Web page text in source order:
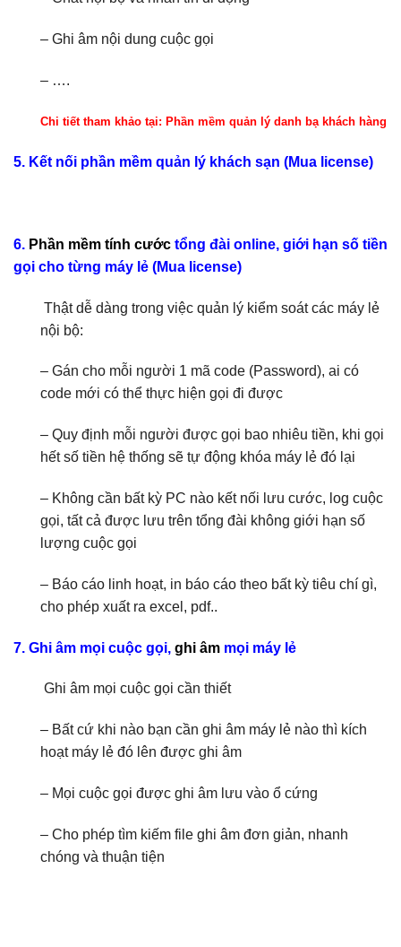
– Ghi âm nội dung cuộc gọi
– ….
Chi tiết tham khảo tại: Phần mềm quản lý danh bạ khách hàng
5. Kết nối phần mềm quản lý khách sạn (Mua license)
6. Phần mềm tính cước tổng đài online, giới hạn số tiền
gọi cho từng máy lẻ (Mua license)
Thật dễ dàng trong việc quản lý kiểm soát các máy lẻ
nội bộ:
– Gán cho mỗi người 1 mã code (Password), ai có
code mới có thể thực hiện gọi đi được
– Quy định mỗi người được gọi bao nhiêu tiền, khi gọi
hết số tiền hệ thống sẽ tự động khóa máy lẻ đó lại
– Không cần bất kỳ PC nào kết nối lưu cước, log cuộc
gọi, tất cả được lưu trên tổng đài không giới hạn số
lượng cuộc gọi
– Báo cáo linh hoạt, in báo cáo theo bất kỳ tiêu chí gì,
cho phép xuất ra excel, pdf..
7. Ghi âm mọi cuộc gọi, ghi âm mọi máy lẻ
Ghi âm mọi cuộc gọi cần thiết
– Bất cứ khi nào bạn cần ghi âm máy lẻ nào thì kích
hoạt máy lẻ đó lên được ghi âm
– Mọi cuộc gọi được ghi âm lưu vào ổ cứng
– Cho phép tìm kiếm file ghi âm đơn giản, nhanh
chóng và thuận tiện